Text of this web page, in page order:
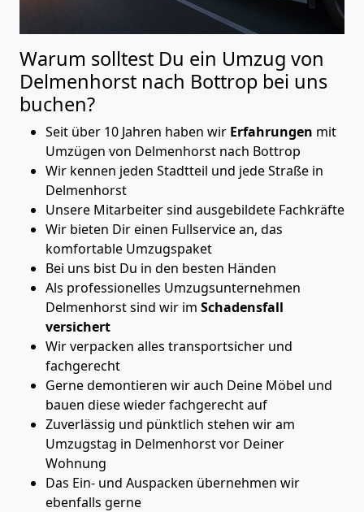
Warum solltest Du ein Umzug von
Delmenhorst nach Bottrop bei uns
buchen?
Seit über 10 Jahren haben wir Erfahrungen mit
Umzügen von Delmenhorst nach Bottrop
Wir kennen jeden Stadtteil und jede Straße in
Delmenhorst
Unsere Mitarbeiter sind ausgebildete Fachkräfte
Wir bieten Dir einen Fullservice an, das
komfortable Umzugspaket
Bei uns bist Du in den besten Händen
Als professionelles Umzugsunternehmen
Delmenhorst sind wir im Schadensfall
versichert
Wir verpacken alles transportsicher und
fachgerecht
Gerne demontieren wir auch Deine Möbel und
bauen diese wieder fachgerecht auf
Zuverlässig und pünktlich stehen wir am
Umzugstag in Delmenhorst vor Deiner
Wohnung
Das Ein- und Auspacken übernehmen wir
ebenfalls gerne